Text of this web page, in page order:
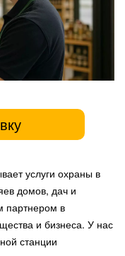
услуги охраны в
домов, дач и
партнером в
и бизнеса. У нас
станции